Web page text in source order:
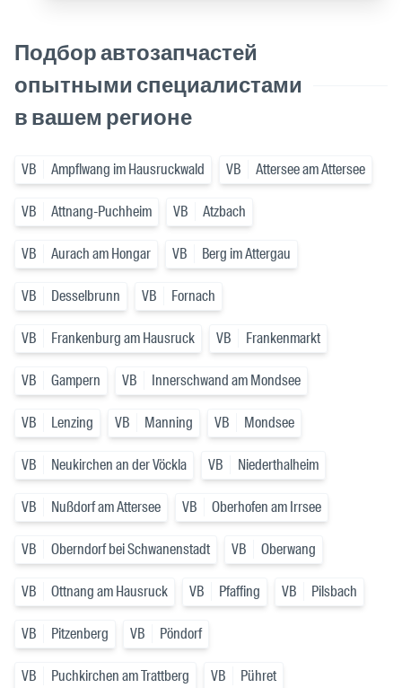
Подбор автозапчастей
опытными специалистами
в вашем регионе
VB Ampflwang im Hausruckwald VB Attersee am Attersee
VB Attnang-Puchheim VB Atzbach
VB Aurach am Hongar VB Berg im Attergau
VB Desselbrunn VB Fornach
VB Frankenburg am Hausruck VB Frankenmarkt
VB Gampern VB Innerschwand am Mondsee
VB Lenzing VB Manning VB Mondsee
VB Neukirchen an der Vöckla VB Niederthalheim
VB Nußdorf am Attersee VB Oberhofen am Irrsee
VB Oberndorf bei Schwanenstadt VB Oberwang
VB Ottnang am Hausruck VB Pfaffing VB Pilsbach
VB Pitzenberg VB Pöndorf
VB Puchkirchen am Trattberg VB Pühret